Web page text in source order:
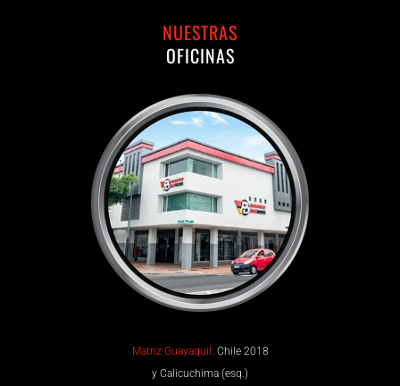
NUESTRAS
OFICINAS
Matriz Guayaquil: Chile 2018
y Calicuchima (esq.)